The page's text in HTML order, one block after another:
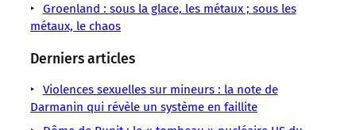
Groenland : sous la glace, les métaux ; sous les
métaux, le chaos
Derniers articles
Violences sexuelles sur mineurs : la note de
Darmanin qui révèle un système en faillite